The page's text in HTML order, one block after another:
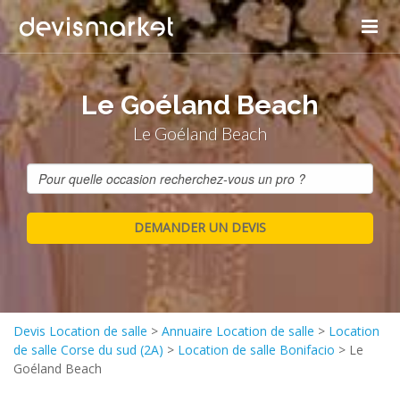
Le Goéland Beach
Le Goéland Beach
Devis Location de salle > Annuaire Location de salle > Location
de salle Corse du sud (2A) > Location de salle Bonifacio > Le
Goéland Beach